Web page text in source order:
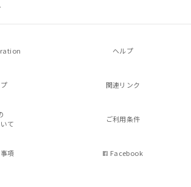
ヘルプ
関連リンク
て
ご利用条件
項 Facebook